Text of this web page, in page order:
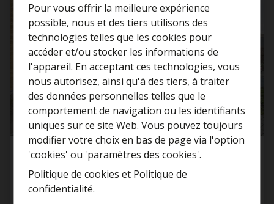
Pour vous offrir la meilleure expérience
possible, nous et des tiers utilisons des
technologies telles que les cookies pour
accéder et/ou stocker les informations de
l'appareil. En acceptant ces technologies, vous
nous autorisez, ainsi qu'à des tiers, à traiter
des données personnelles telles que le
comportement de navigation ou les identifiants
uniques sur ce site Web. Vous pouvez toujours
modifier votre choix en bas de page via l'option
'cookies' ou 'paramètres des cookies'.
Politique de cookies et Politique de
confidentialité.
Maison prête à emménager avec un immense
jardin à Puurs/Liezele !
2870 Puurs
Curieux de connaître la
valeur de votre maison ?
Estimation gratuite
Toujours être le premier